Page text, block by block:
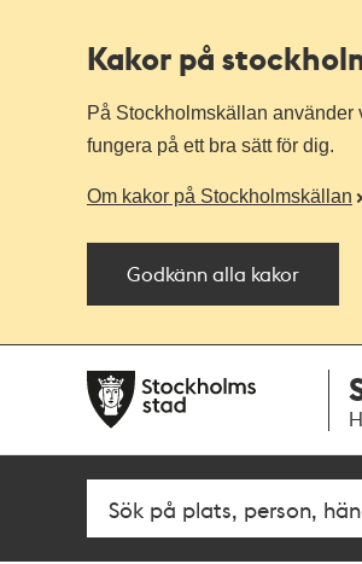
Kakor på
På Stockholmskällan använder
fungera på ett bra sätt för dig.
Om kakor på Stockholmskällan
Godkänn alla kakor
navigationen
huvudinnehållet
Fritextsök